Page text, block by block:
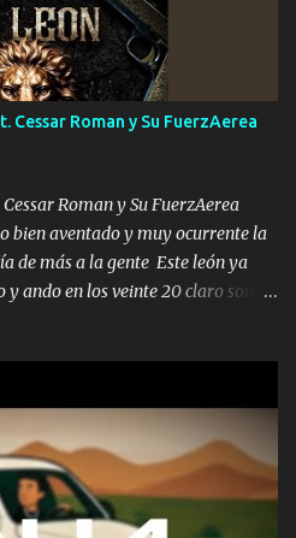
veces me fajó una super o a veces
todas las generaciones yo
quiero pues así soy me mandó
paro el dedo soy hocicon un
importa no saben nada falsas
corriente no quieren ve...
Cessar Roman y Su FuerzAerea
Roman y Su FuerzAerea
bien aventado y muy ocurrente la
de más a la gente Este león ya
ando en los veinte 20 claro son
a dar hasta topar pues no hay de
voy por mi línea no veo a
no se me duerm voy chicoteado
rato que me agarran el colmillo
esperaron Al tiro esta la PrimiZa